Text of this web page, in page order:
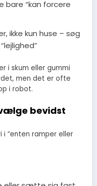
bare “kan forcere
ikke kun huse – søg
i skum eller gummi
men det er ofte
i robot.
vælge bevidst
i “enten ramper eller